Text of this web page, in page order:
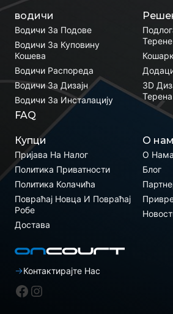
Терене
3D
Терена
водичи
Водичи За Подове
Водичи За Куповину
Кошева
Водичи Распореда
Водичи За Дизајн
Водичи За Инсталацију
FAQ
Купци
Пријава На Налог
Политика Приватности
Политика Колачића
Повраћај Новца И Повраћај
Робе
Достава
О
О Нама
Блог
Контактирајте Нас
Фејсбук
Инстаграм